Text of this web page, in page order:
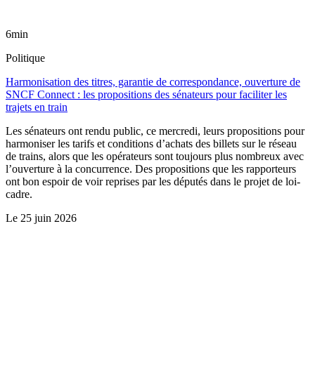
6min
Politique
Harmonisation des titres, garantie de correspondance, ouverture de
SNCF Connect : les propositions des sénateurs pour faciliter les
trajets en train
Les sénateurs ont rendu public, ce mercredi, leurs propositions pour
harmoniser les tarifs et conditions d’achats des billets sur le réseau
de trains, alors que les opérateurs sont toujours plus nombreux avec
l’ouverture à la concurrence. Des propositions que les rapporteurs
ont bon espoir de voir reprises par les députés dans le projet de loi-
cadre.
Le 25 juin 2026